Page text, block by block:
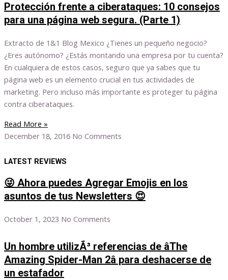
Protección frente a ciberataques: 10 consejos
para una página web segura. (Parte 1)
Extracto de 1&1 Blog Mexico ¿Tienes un pequeño negocio?
¿Eres autónomo? ¿Estás montando una empresa por tu cuenta?
En cualquiera de estos casos, seguro que ya sabes que tu
página web es un elemento crucial en tus actividades de
marketing. Pero incluso más importante es proteger tu página
contra ciberataques.
Read More »
December 18, 2016 No Comments
LATEST REVIEWS
😜 Ahora puedes Agregar Emojis en los
asuntos de tus Newsletters 😍
October 1, 2023 No Comments
Un hombre utilizÃ³ referencias de âThe
Amazing Spider-Man 2â para deshacerse de
un estafador